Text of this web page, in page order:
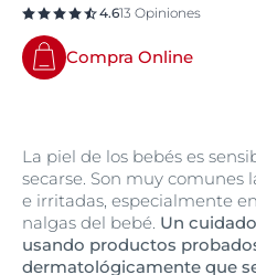
4.613 Opiniones
Compra Online
La piel de los bebés es
secarse. Son muy comunes
e irritadas, especialmente
nalgas del bebé. Un
usando productos
dermatológicamente que